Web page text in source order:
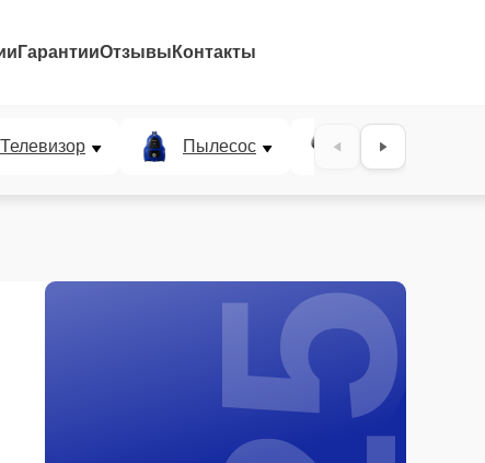
ГарантииОтзывы Контакты
Телевизор Пылесос Проектор
25%